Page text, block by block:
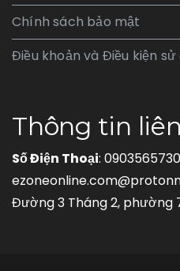
Chính sách bảo mật
Điều khoản và Điều kiện sử
Thông tin
Số Điện Thoại: 0903565730
Đường 3 Tháng 2, phường